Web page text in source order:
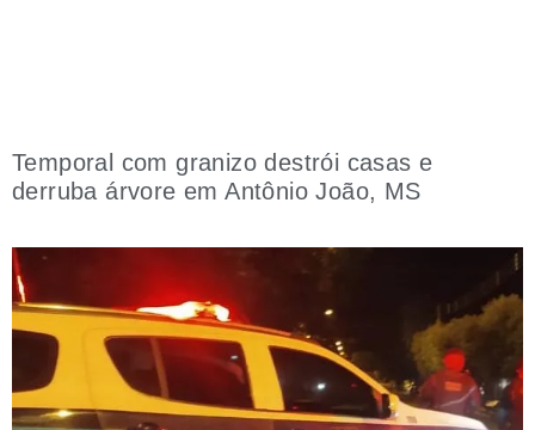
Temporal com granizo destrói casas e
derruba árvore em Antônio João, MS